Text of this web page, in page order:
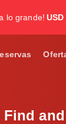
lo grande! USD
Find